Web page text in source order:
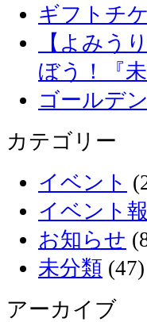
ギフトチ
【よみう
ぼう！『
ゴールデ
カテゴリー
イベント
イベント
お知らせ
未分類 (47)
アーカイブ